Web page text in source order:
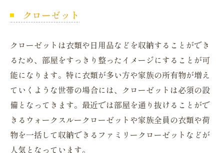
クローゼット
クローゼットは衣類や日用品などを収納することができ
るため、部屋をすっきり整ったイメージにすることが可
能になります。特に衣類が多い方や家族の所有物が増え
ていくような世帯の場合には、クローゼットは必須の設
備となってきます。最近では部屋を通り抜けることがで
きるウォークスルークローゼットや家族全員の衣類や荷
物を一括して収納できるファミリークローゼットなどが
人気となっています。